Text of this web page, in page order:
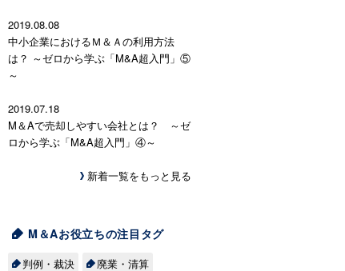
2019.08.08
中小企業におけるＭ＆Ａの利用方法
は？ ～ゼロから学ぶ「M&A超入門」⑤
～
2019.07.18
M＆Aで売却しやすい会社とは？ ～ゼ
ロから学ぶ「M&A超入門」④～
新着一覧をもっと見る
M＆Aお役立ちの注目タグ
判例・裁決
廃業・清算